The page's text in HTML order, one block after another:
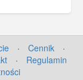
· Cennik
·
·
Regulamin